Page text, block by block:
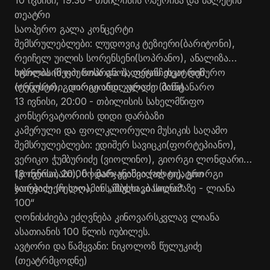
თეატრი
საოპერო გალა კონცერტი
შემსრულებლები: ლუდოვიკტეზიერი(ბარიტონი),
რეიჩელ უილის სორენსენი(სოპრანო), ანალიზა
სტროპა(მეცო სოპრანო), ფრანჩესკოდემურო
(ტენორი), გიორგი ანდღულაძე (ბანი)
თბილისის ოპერისა და ბალეტის თეატრის
ორკესტრი, დირიჟორი: კარლომონტანარო
13 ივნისი, 20:00 - თბილისის სახელმწიფო
კონსერვატორიის დიდი დარბაზი
კამერული და ფოლკლორული მუსიკის საღამო
შემსრულებლები: ედიშერ სავიცკი(ფორტეპიანო),
ვერიკო ჭუმბურიძე (ვიოლინო), გიორგი ლონდარიძე
(კონტრაბასი), ნოდარ ჟვანია (ალტი), გიორგი
ჯორჯაძე (ჩელო), ანსამბლი „ბასიანი“
18 ივნისი, 20:00 | მარჯანიშვილის თეატრი
საიუბილეო საღამო: „მსუსხავი სილამაზე - ლიანა
100“
ღონისძიება ეძღვნება კინოვარსკვლავ ლიანა
ასათიანის 100 წლის იუბილეს.
ავტორი და წამყვანი: ნიკოლოზ წულუკიძე
(თეატრმცოდნე)